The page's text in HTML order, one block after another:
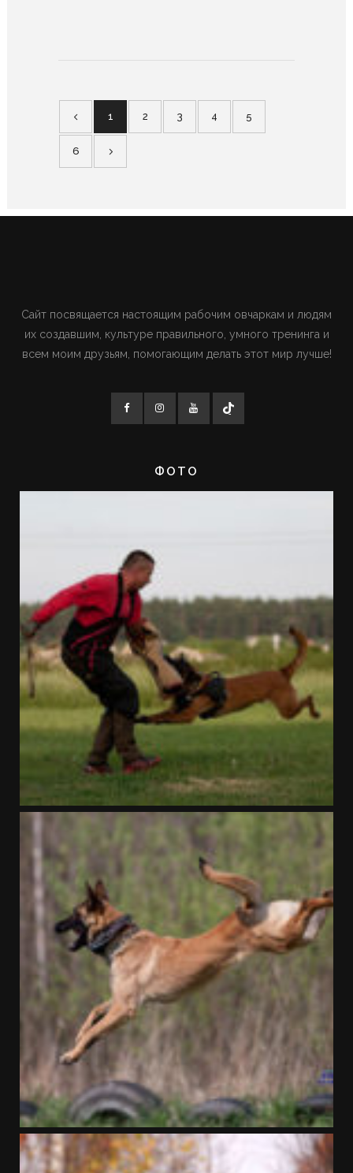
1 2 3 4 5
6
Сайт посвящается настоящим рабочим овчаркам и людям
их создавшим, культуре правильного, умного тренинга и
всем моим друзьям, помогающим делать этот мир лучше!
ФОТО